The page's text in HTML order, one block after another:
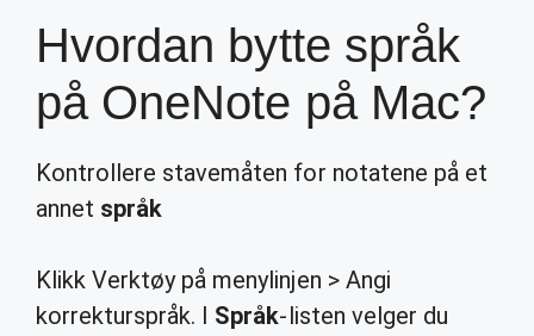
Hvordan bytte språk
på OneNote på Mac?
Kontrollere stavemåten for notatene på et
annet språk
Klikk Verktøy på menylinjen > Angi
korrekturspråk. I Språk-listen velger du